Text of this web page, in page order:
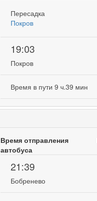
Пересадка
Покров
19:03
Покров
Время в пути 9 ч.39 мин
Время отправления
автобуса
21:39
Бобренево